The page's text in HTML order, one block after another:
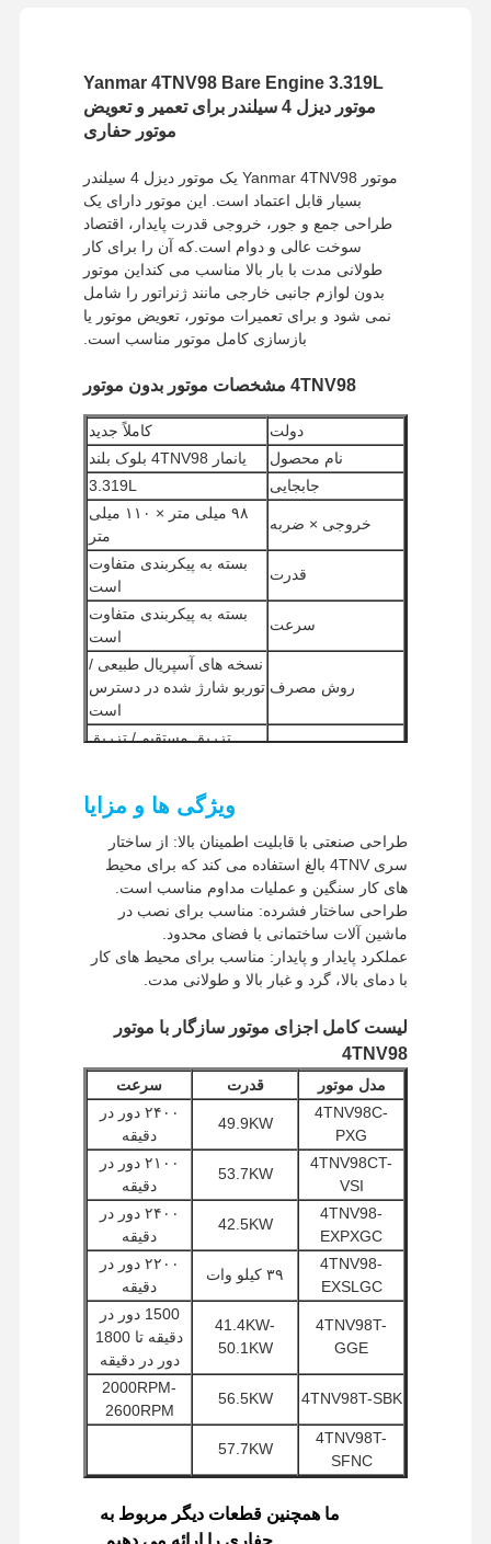
خانه محصولات
نمایش واقعیت
مجازی
درباره ما
بازدید از
کنترل کیفیت
Yanmar 4TNV98 Bare Engine 3.319L
موتور دیزل 4 سیلندر برای تعمیر و تعویض
موتور حفاری
موتور Yanmar 4TNV98 یک موتور دیزل 4 سیلندر
بسیار قابل اعتماد است. این موتور دارای یک
طراحی جمع و جور، خروجی قدرت پایدار، اقتصاد
سوخت عالی و دوام است.که آن را برای کار
طولانی مدت با بار بالا مناسب می کنداین موتور
بدون لوازم جانبی خارجی مانند ژنراتور را شامل
نمی شود و برای تعمیرات موتور، تعویض موتور یا
بازسازی کامل موتور مناسب است.
4TNV98 مشخصات موتور بدون موتور
دولت
کاملاً جديد
نام محصول
یانمار 4TNV98 بلوک بلند
جابجایی
3.319L
خروجی × ضربه
۹۸ میلی متر × ۱۱۰ میلی
متر
قدرت
بسته به پیکربندی متفاوت
است
سرعت
بسته به پیکربندی متفاوت
است
روش مصرف
نسخه های آسپریال طبیعی /
توربو شارژ شده در دسترس
است
سیستم احتراق
تزریق مستقیم / تزریق
سفارش
روش های پرداخت
وسترن یونیون، T/T
روش های حمل و
نقل
UPS / DHL / EMS / TNT /
FedEx
ویژگی ها و مزایا
طراحی صنعتی با قابلیت اطمینان بالا: از ساختار
سری 4TNV بالغ استفاده می کند که برای محیط
های کار سنگین و عملیات مداوم مناسب است.
طراحی ساختار فشرده: مناسب برای نصب در
ماشین آلات ساختمانی با فضای محدود.
عملکرد پایدار و پایدار: مناسب برای محیط های کار
با دمای بالا، گرد و غبار بالا و طولانی مدت.
لیست کامل اجزای موتور سازگار با موتور
4TNV98
مدل موتور قدرت
سرعت
4TNV98C-
PXG
49.9KW
۲۴۰۰ دور در
دقیقه
4TNV98CT-
VSI
53.7KW
۲۱۰۰ دور در
دقیقه
4TNV98-
EXPXGC
42.5KW
۲۴۰۰ دور در
دقیقه
4TNV98-
EXSLGC
۳۹ کیلو وات
۲۲۰۰ دور در
دقیقه
4TNV98T-
GGE
41.4KW-
50.1KW
1500 دور در
دقیقه تا 1800
دور در دقیقه
4TNV98T-SBK
56.5KW
2000RPM-
2600RPM
4TNV98T-
SFNC
57.7KW
ZCSTY
دقیقه
۲۲۰۰ دور در
ما همچنین قطعات دیگر مربوط به
حفاری را ارائه می دهیم.